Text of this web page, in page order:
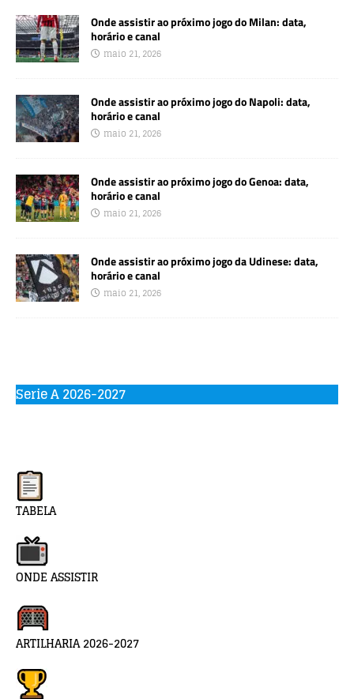
Onde assistir ao próximo jogo do Milan: data,
horário e canal
maio 21, 2026
Onde assistir ao próximo jogo do Napoli: data,
horário e canal
maio 21, 2026
Onde assistir ao próximo jogo do Genoa: data,
horário e canal
maio 21, 2026
Onde assistir ao próximo jogo da Udinese: data,
horário e canal
maio 21, 2026
Serie A 2026-2027
TABELA
ONDE ASSISTIR
ARTILHARIA 2026-2027